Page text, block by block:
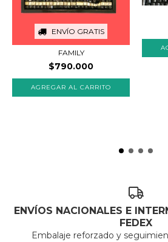
ENVÍO GRATIS
FAMILY
$790.000
ENVÍOS NACIONALES E
FEDEX
Embalaje reforzado y